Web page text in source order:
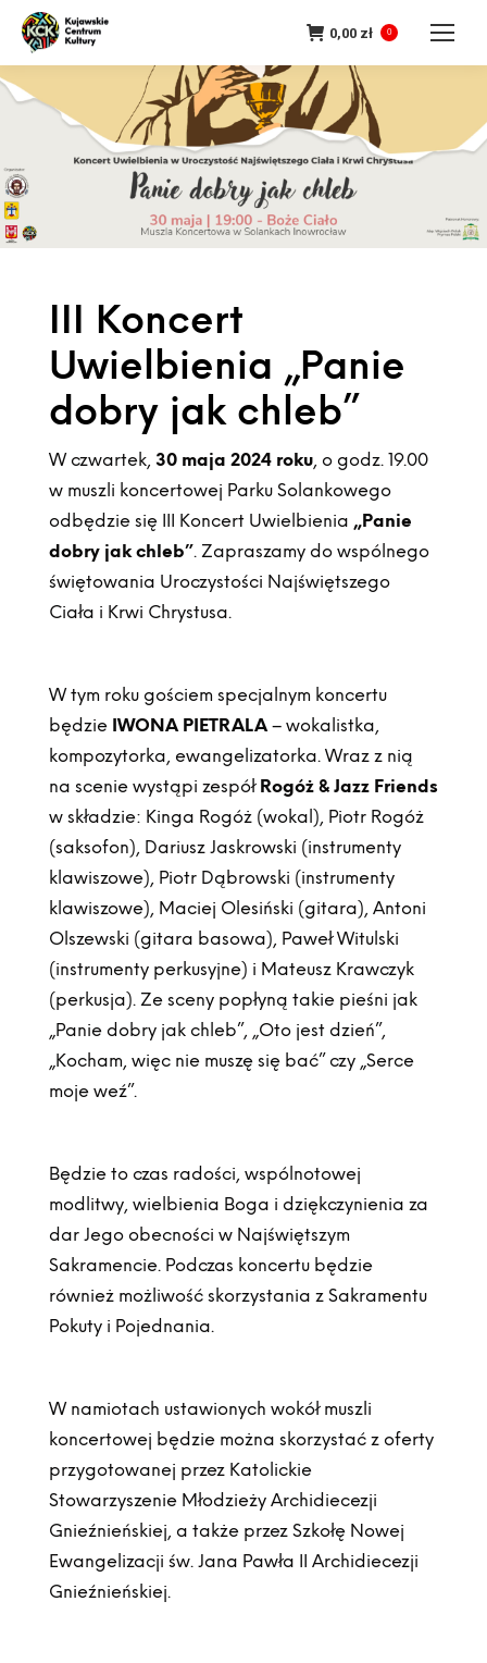
0,00 zł 0
III Koncert
Uwielbienia „Panie
dobry jak chleb”
W czwartek, 30 maja 2024 roku, o godz. 19.00
w muszli koncertowej Parku Solankowego
odbędzie się III Koncert Uwielbienia „Panie
dobry jak chleb”. Zapraszamy do wspólnego
świętowania Uroczystości Najświętszego
Ciała i Krwi Chrystusa.
W tym roku gościem specjalnym koncertu
będzie IWONA PIETRALA– wokalistka,
kompozytorka, ewangelizatorka. Wraz z nią
na scenie wystąpi zespół Rogóż & Jazz Friends
w składzie: Kinga Rogóż (wokal), Piotr Rogóż
(saksofon), Dariusz Jaskrowski (instrumenty
klawiszowe), Piotr Dąbrowski (instrumenty
klawiszowe), Maciej Olesiński (gitara), Antoni
Olszewski (gitara basowa), Paweł Witulski
(instrumenty perkusyjne) i Mateusz Krawczyk
(perkusja). Ze sceny popłyną takie pieśni jak
„Panie dobry jak chleb”, „Oto jest dzień”,
„Kocham, więc nie muszę się bać” czy „Serce
moje weź”.
Będzie to czas radości, wspólnotowej
modlitwy, wielbienia Boga i dziękczynienia za
dar Jego obecności w Najświętszym
Sakramencie. Podczas koncertu będzie
również możliwość skorzystania z Sakramentu
Pokuty i Pojednania.
W namiotach ustawionych wokół muszli
koncertowej będzie można skorzystać z oferty
przygotowanej przez Katolickie
Stowarzyszenie Młodzieży Archidiecezji
Gnieźnieńskiej, a także przez Szkołę Nowej
Ewangelizacji św. Jana Pawła II Archidiecezji
Gnieźnieńskiej.